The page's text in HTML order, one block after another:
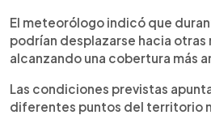
El meteorólogo indicó que
podrían desplazarse hacia otras
alcanzando una cobertura más
Las condiciones previstas
diferentes puntos del territorio